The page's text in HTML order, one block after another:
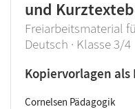
und
Freiarbeitsmaterial
Deutsch · Klasse 3/4
Kopiervorlagen als
Cornelsen Pädagogik